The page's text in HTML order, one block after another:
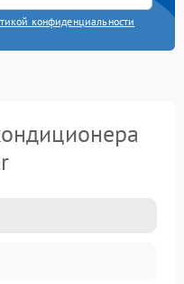
конфиденциальности